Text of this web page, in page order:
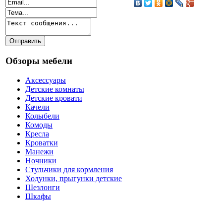
Обзоры мебели
Аксессуары
Детские комнаты
Детские кровати
Качели
Колыбели
Комоды
Кресла
Кроватки
Манежи
Ночники
Стульчики для кормления
Ходунки, прыгунки детские
Шезлонги
Шкафы